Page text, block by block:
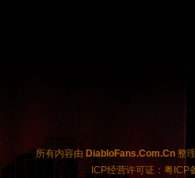
所有内容由 DiabloFans.Com.Cn 整
ICP经营许可证：粤